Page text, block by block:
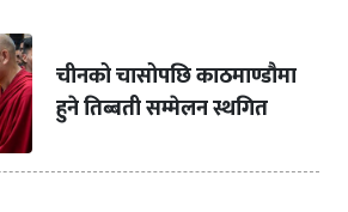
चीनको चासोपछि काठमाण्डौमा
हुने तिब्बती सम्मेलन स्थगित